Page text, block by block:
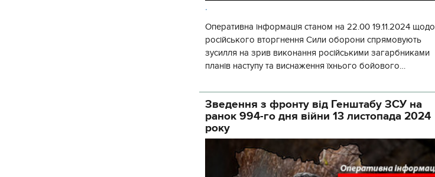
.
Оперативна інформація станом на 22.00 19.11.2024 щодо
російського вторгнення Сили оборони спрямовують
зусилля на зрив виконання російськими загарбниками
планів наступу та виснаження їхнього бойового
Зведення з фронту від Генштабу ЗСУ на
ранок 994-го дня війни 13 листопада 2024
року